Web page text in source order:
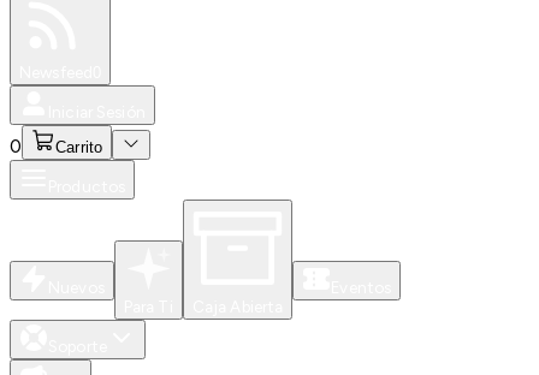
0 Carrito